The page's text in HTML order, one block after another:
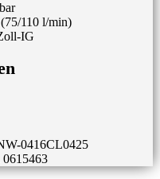
110 l/min)
IG
0416CL0425